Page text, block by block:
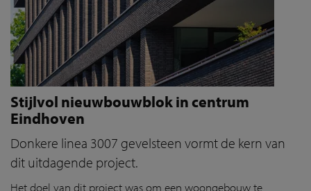
Stijlvol nieuwbouwblok in centrum
Eindhoven
Donkere linea 3007 gevelsteen vormt de kern van
dit uitdagende project.
Het doel van dit project was om een woongebouw te